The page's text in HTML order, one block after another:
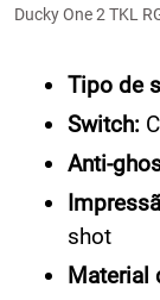
Ducky One 2 TKL
Tipo de
Switch:
Anti-
shot
Material